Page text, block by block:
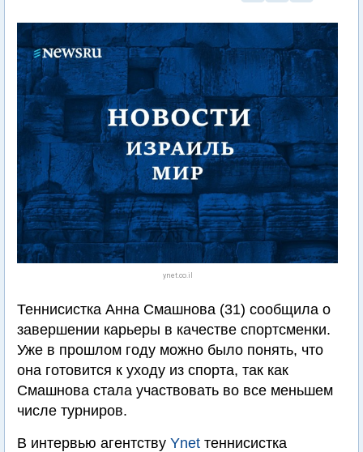
ynet.co.il
Теннисистка Анна Смашнова (31) сообщила о
завершении карьеры в качестве спортсменки.
Уже в прошлом году можно было понять, что
она готовится к уходу из спорта, так как
Смашнова стала участвовать во все меньшем
числе турниров.
В интервью агентству Ynet теннисистка